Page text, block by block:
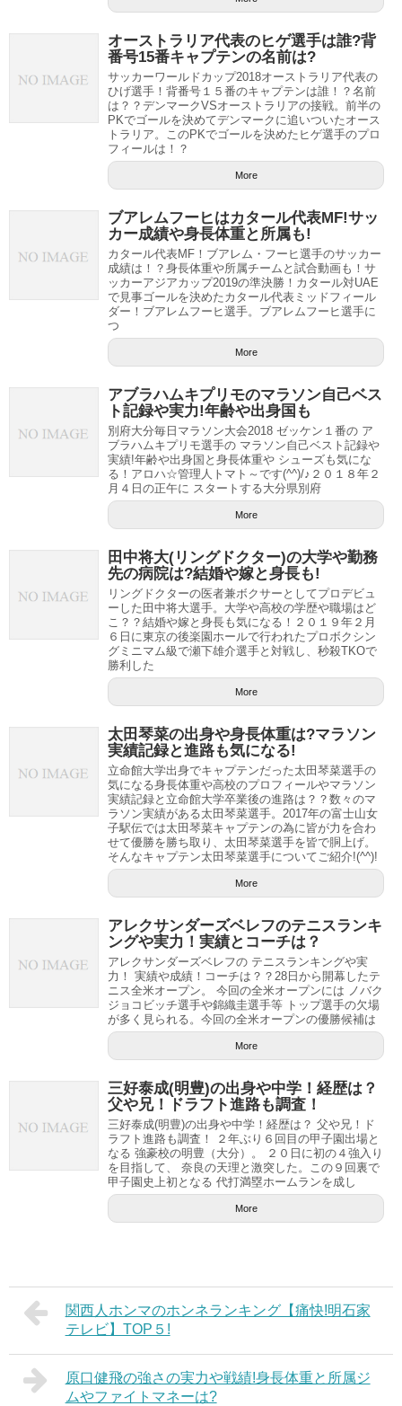
オーストラリア代表のヒゲ選手は誰?背
番号15番キャプテンの名前は?
サッカーワールドカップ2018オーストラリア代表の
ひげ選手！背番号１５番のキャプテンは誰！？名前
は？？デンマークVSオーストラリアの接戦。前半の
PKでゴールを決めてデンマークに追いついたオース
トラリア。このPKでゴールを決めたヒゲ選手のプロ
フィールは！？
More
ブアレムフーヒはカタール代表MF!サッ
カー成績や身長体重と所属も!
カタール代表MF！ブアレム・フーヒ選手のサッカー
成績は！？身長体重や所属チームと試合動画も！サ
ッカーアジアカップ2019の準決勝！カタール対UAE
で見事ゴールを決めたカタール代表ミッドフィール
ダー！ブアレムフーヒ選手。ブアレムフーヒ選手に
つ
More
アブラハムキプリモのマラソン自己ベス
ト記録や実力!年齢や出身国も
別府大分毎日マラソン大会2018 ゼッケン１番の ア
ブラハムキプリモ選手の マラソン自己ベスト記録や
実績!年齢や出身国と身長体重や シューズも気にな
る！アロハ☆管理人トマト～です(^^)/♪２０１８年２
月４日の正午に スタートする大分県別府
More
田中将大(リングドクター)の大学や勤務
先の病院は?結婚や嫁と身長も!
リングドクターの医者兼ボクサーとしてプロデビュ
ーした田中将大選手。大学や高校の学歴や職場はど
こ？？結婚や嫁と身長も気になる！２０１９年２月
６日に東京の後楽園ホールで行われたプロボクシン
グミニマム級で瀬下雄介選手と対戦し、秒殺TKOで
勝利した
More
太田琴菜の出身や身長体重は?マラソン
実績記録と進路も気になる!
立命館大学出身でキャプテンだった太田琴菜選手の
気になる身長体重や高校のプロフィールやマラソン
実績記録と立命館大学卒業後の進路は？？数々のマ
ラソン実績がある太田琴菜選手。2017年の富士山女
子駅伝では太田琴菜キャプテンの為に皆が力を合わ
せて優勝を勝ち取り、太田琴菜選手を皆で胴上げ。
そんなキャプテン太田琴菜選手についてご紹介!(^^)!
More
アレクサンダーズベレフのテニスランキ
ングや実力！実績とコーチは？
アレクサンダーズベレフの テニスランキングや実
力！ 実績や成績！コーチは？？28日から開幕したテ
ニス全米オープン。 今回の全米オープンには ノバク
ジョコビッチ選手や錦織圭選手等 トップ選手の欠場
が多く見られる。今回の全米オープンの優勝候補は
More
三好泰成(明豊)の出身や中学！経歴は？
父や兄！ドラフト進路も調査！
三好泰成(明豊)の出身や中学！経歴は？ 父や兄！ド
ラフト進路も調査！ ２年ぶり６回目の甲子園出場と
なる 強豪校の明豊（大分）。 ２０日に初の４強入り
を目指して、 奈良の天理と激突した。この９回裏で
甲子園史上初となる 代打満塁ホームランを成し
More
関西人ホンマのホンネランキング【痛快!明石家
テレビ】TOP５!
原口健飛の強さの実力や戦績!身長体重と所属ジ
ムやファイトマネーは?